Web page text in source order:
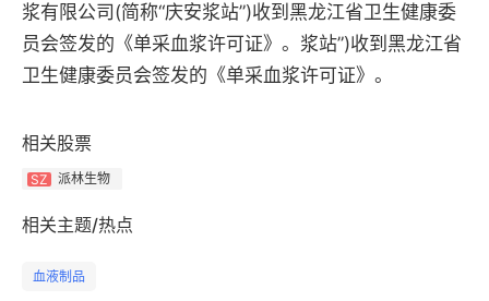
浆有限公司(简称“庆安浆站”)收到黑龙江省卫生健康委
员会签发的《单采血浆许可证》。 浆站”)收到黑龙江省
卫生健康委员会签发的《单采血浆许可证》。
相关股票
SZ 派林生物
相关主题/热点
血液制品